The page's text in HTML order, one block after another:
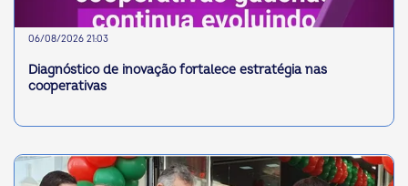
06/08/2026 21:03
Diagnóstico de inovação fortalece estratégia nas
cooperativas